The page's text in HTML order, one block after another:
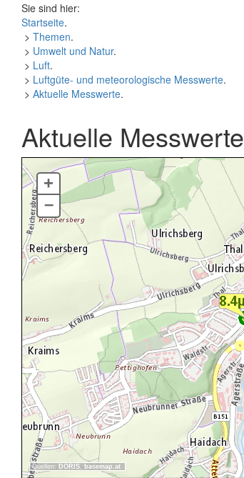
Sie sind hier:
Startseite.
> Themen.
> Umwelt und Natur.
> Luft.
> Luftgüte- und meteorologische Messwerte.
> Aktuelle Messwerte.
Aktuelle Messwerte
Quellen: DORIS, basemap.at
+
–